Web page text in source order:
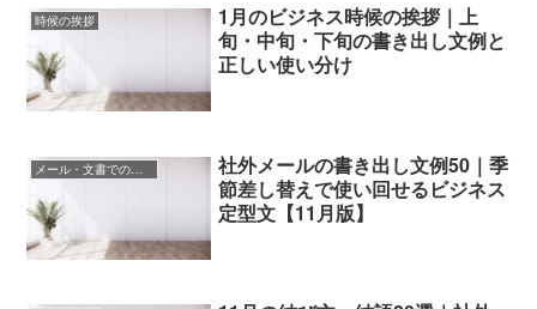
時候の挨拶
1月のビジネス時候の挨拶｜上
旬・中旬・下旬の書き出し文例と
正しい使い分け
メール・文書での挨拶
社外メールの書き出し文例50｜季
節差し替えで使い回せるビジネス
定型文【11月版】